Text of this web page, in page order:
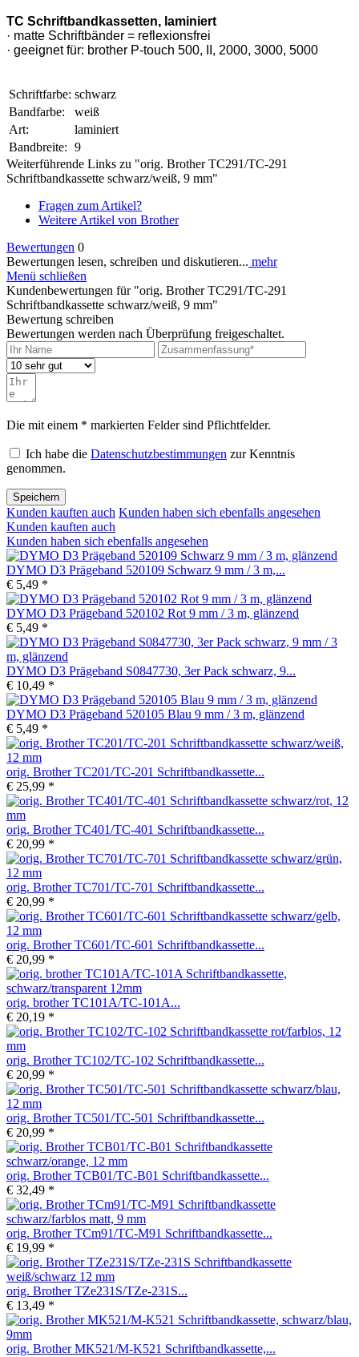
TC Schriftbandkassetten, laminiert
· matte Schriftbänder = reflexionsfrei
· geeignet für: brother P-touch 500, II, 2000, 3000, 5000
Schriftfarbe: schwarz
Bandfarbe:
weiß
Art:
laminiert
Bandbreite: 9
Weiterführende Links zu "orig. Brother TC291/TC-291
Schriftbandkassette schwarz/weiß, 9 mm"
Fragen zum Artikel?
Weitere Artikel von Brother
Bewertungen 0
Bewertungen lesen, schreiben und diskutieren... mehr
Menü schließen
Kundenbewertungen für "orig. Brother TC291/TC-291
Schriftbandkassette schwarz/weiß, 9 mm"
Bewertung schreiben
Bewertungen werden nach Überprüfung freigeschaltet.
Die mit einem * markierten Felder sind Pflichtfelder.
Ich habe die Datenschutzbestimmungen zur Kenntnis
genommen.
Speichern
Kunden kauften auch Kunden haben sich ebenfalls angesehen
Kunden kauften auch
Kunden haben sich ebenfalls angesehen
DYMO D3 Prägeband 520109 Schwarz 9 mm / 3 m,...
€ 5,49 *
DYMO D3 Prägeband 520102 Rot 9 mm / 3 m, glänzend
€ 5,49 *
DYMO D3 Prägeband S0847730, 3er Pack schwarz, 9...
€ 10,49 *
DYMO D3 Prägeband 520105 Blau 9 mm / 3 m, glänzend
€ 5,49 *
orig. Brother TC201/TC-201 Schriftbandkassette...
€ 25,99 *
orig. Brother TC401/TC-401 Schriftbandkassette...
€ 20,99 *
orig. Brother TC701/TC-701 Schriftbandkassette...
€ 20,99 *
orig. Brother TC601/TC-601 Schriftbandkassette...
€ 20,99 *
orig. brother TC101A/TC-101A...
€ 20,19 *
orig. Brother TC102/TC-102 Schriftbandkassette...
€ 20,99 *
orig. Brother TC501/TC-501 Schriftbandkassette...
€ 20,99 *
orig. Brother TCB01/TC-B01 Schriftbandkassette...
€ 32,49 *
orig. Brother TCm91/TC-M91 Schriftbandkassette...
€ 19,99 *
orig. Brother TZe231S/TZe-231S...
€ 13,49 *
orig. Brother MK521/M-K521 Schriftbandkassette,...